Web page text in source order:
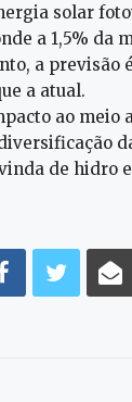
solar
a 1,5% da
a previsão
a atual.
ao meio
de hidro